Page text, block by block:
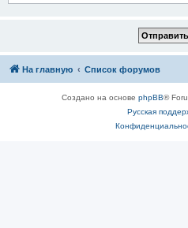
На главную Список форумов
Создано на основе phpBB®
Русская